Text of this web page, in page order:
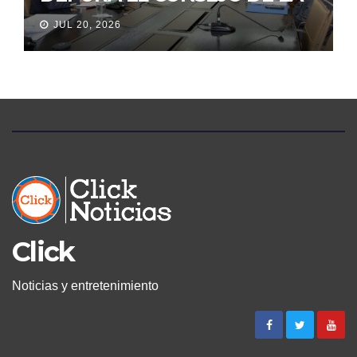
JUDICATURA
JUL 20, 2026
Click
Noticias y entretenimiento